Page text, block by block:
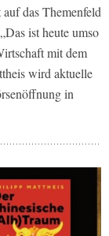
das Themenfeld
ist heute umso
mit dem
wird aktuelle
in